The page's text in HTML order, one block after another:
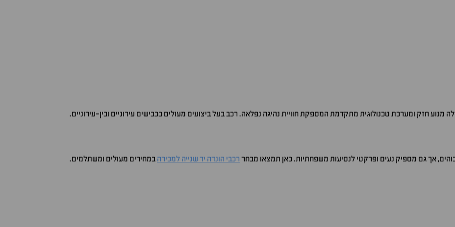
מנוע חזק ומערכת טכנולוגית מתקדמת המספקת חוויית נהיגה נפלאה. רכב בעל ביצועים מעולים בכבישים עירוניים ובין-עירוניים.
אך גם מספיק נעים ופרקטי לנסיעות משפחתיות. כאן תמצאו מבחר רכבי הונדה יד שנייה למכירה במחירים מעולים ומשתלמים.